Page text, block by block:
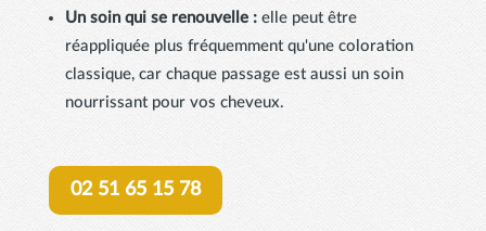
Un soin qui se renouvelle :elle peut être
réappliquée plus fréquemment qu'une coloration
classique, car chaque passage est aussi un soin
nourrissant pour vos cheveux.
02 51 65 15 78